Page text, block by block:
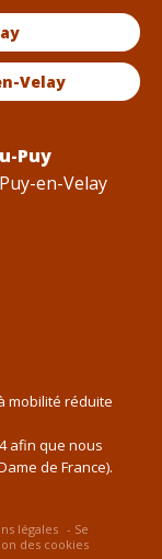
Velay
Puy
en-Velay
mobilité réduite
afin que nous
de France).
légales
Se
des cookies